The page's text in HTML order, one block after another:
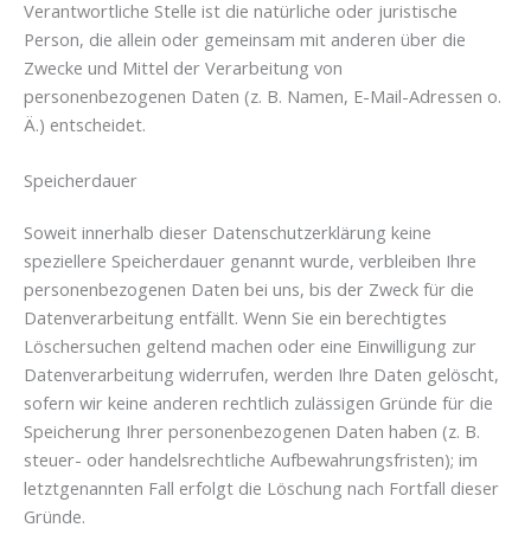
Verantwortliche Stelle ist die natürliche oder juristische
Person, die allein oder gemeinsam mit anderen über die
Zwecke und Mittel der Verarbeitung von
personenbezogenen Daten (z. B. Namen, E-Mail-Adressen o.
Ä.) entscheidet.
Speicherdauer
Soweit innerhalb dieser Datenschutzerklärung keine
speziellere Speicherdauer genannt wurde, verbleiben Ihre
personenbezogenen Daten bei uns, bis der Zweck für die
Datenverarbeitung entfällt. Wenn Sie ein berechtigtes
Löschersuchen geltend machen oder eine Einwilligung zur
Datenverarbeitung widerrufen, werden Ihre Daten gelöscht,
sofern wir keine anderen rechtlich zulässigen Gründe für die
Speicherung Ihrer personenbezogenen Daten haben (z. B.
steuer- oder handelsrechtliche Aufbewahrungsfristen); im
letztgenannten Fall erfolgt die Löschung nach Fortfall dieser
Gründe.